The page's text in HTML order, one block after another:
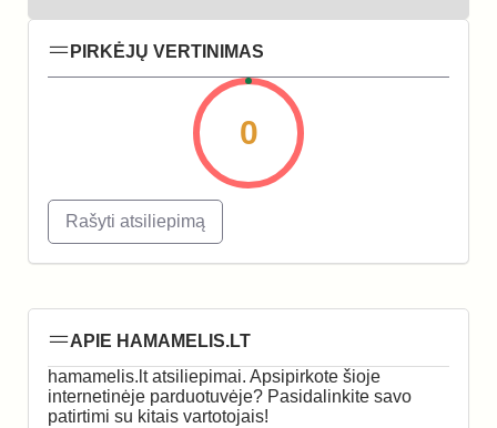
PIRKĖJŲ VERTINIMAS
0
Rašyti atsiliepimą
APIE HAMAMELIS.LT
hamamelis.lt atsiliepimai. Apsipirkote šioje
internetinėje parduotuvėje? Pasidalinkite savo
patirtimi su kitais vartotojais!